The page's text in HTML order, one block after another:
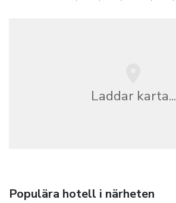
Laddar karta...
Populära hotell i närheten